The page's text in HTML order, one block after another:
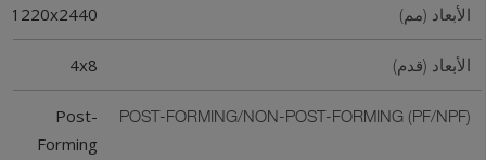
الأبعاد (مم) 1220x2440
الأبعاد (قدم) 4x8
POST-FORMING/NON-POST-FORMING (PF/NPF)
Post-
Forming